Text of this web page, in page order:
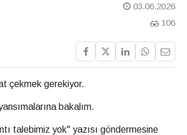
03.06.2026
106
çekmek gerekiyor.
bakalım.
talebimiz yok" yazısı göndermesine